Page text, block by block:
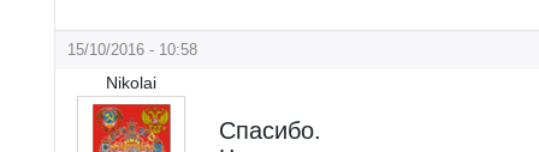
15/10/2016 - 10:58
Nikolai
Спасибо.